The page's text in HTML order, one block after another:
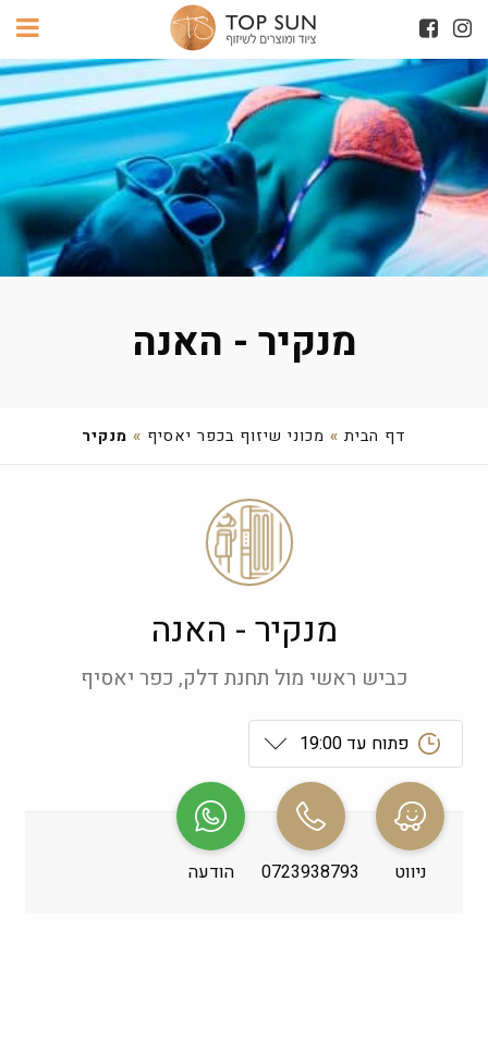
מנקיר - האנה
דף הבית » מכוני שיזוף בכפר יאסיף » מנקיר
מנקיר - האנה
כביש ראשי מול תחנת דלק, כפר יאסיף
פתוח עד 19:00
ראשון
שני
09:00-19:00
שלישי
ניווט 0723938793 הודעה